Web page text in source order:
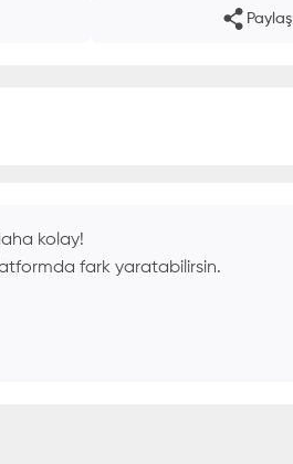
Paylaş
kolay!
fark yaratabilirsin.